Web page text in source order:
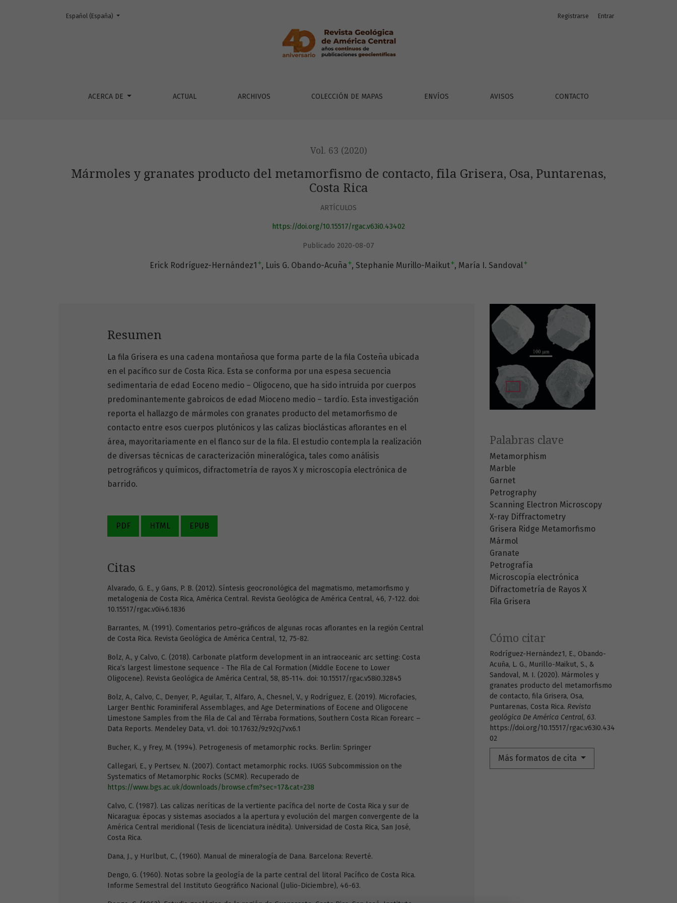
Mármoles y granates producto del metamorfismo de contacto, fila Grisera, Osa, Puntarenas, Costa Rica
ACERCA DE ACTUAL ARCHIVOS COLECCIÓN DE MAPAS ENVÍOS AVISOS CONTACTO
Registrarse Entrar
Cambiar el idioma. El actual es:
Español (España)
Vol. 63 (2020)
Mármoles y granates producto del metamorfismo de contacto, fila Grisera, Osa, Puntarenas,
Costa Rica
ARTÍCULOS
https://doi.org/10.15517/rgac.v63i0.43402
Publicado 2020-08-07
Erick Rodríguez-Hernández1 + Luis G. Obando-Acuña + Stephanie Murillo-Maikut+ María I. Sandoval +
Palabras clave
Metamorphism
Marble
Garnet
Petrography
Scanning Electron Microscopy
X-ray Diffractometry
Grisera Ridge Metamorfismo
Mármol
Granate
Petrografía
Microscopía electrónica
Difractometría de Rayos X
Fila Grisera
Cómo citar
Rodríguez-Hernández1, E., Obando-
Acuña, L. G., Murillo-Maikut, S., &
Sandoval, M. I. (2020). Mármoles y
granates producto del metamorfismo
de contacto, fila Grisera, Osa,
Puntarenas, Costa Rica. Revista
geológica De América Central, 63.
https://doi.org/10.15517/rgac.v63i0.434
02
Más formatos de cita
Resumen
La fila Grisera es una cadena montañosa que forma parte de la fila Costeña ubicada
en el pacífico sur de Costa Rica. Esta se conforma por una espesa secuencia
sedimentaria de edad Eoceno medio – Oligoceno, que ha sido intruida por cuerpos
predominantemente gabroicos de edad Mioceno medio – tardío. Esta investigación
reporta el hallazgo de mármoles con granates producto del metamorfismo de
contacto entre esos cuerpos plutónicos y las calizas bioclásticas aflorantes en el
área, mayoritariamente en el flanco sur de la fila. El estudio contempla la realización
de diversas técnicas de caracterización mineralógica, tales como análisis
petrográficos y químicos, difractometría de rayos X y microscopía electrónica de
barrido.
PDF HTML EPUB
Citas
Alvarado, G. E., y Gans, P. B. (2012). Síntesis geocronológica del magmatismo, metamorfismo y
metalogenia de Costa Rica, América Central. Revista Geológica de América Central, 46, 7-122. doi:
10.15517/rgac.v0i46.1836
Barrantes, M. (1991). Comentarios petro¬gráficos de algunas rocas aflorantes en la región Central
de Costa Rica. Revista Geológica de América Central, 12, 75-82.
Bolz, A., y Calvo, C. (2018). Carbonate platform development in an intraoceanic arc setting: Costa
Rica’s largest limestone sequence - The Fila de Cal Formation (Middle Eocene to Lower
Oligocene). Revista Geológica de América Central, 58, 85-114. doi: 10.15517/rgac.v58i0.32845
Bolz, A., Calvo, C., Denyer, P., Aguilar, T., Alfaro, A., Chesnel, V., y Rodríguez, E. (2019). Microfacies,
Larger Benthic Foraminiferal Assemblages, and Age Determinations of Eocene and Oligocene
Limestone Samples from the Fila de Cal and Térraba Formations, Southern Costa Rican Forearc –
Data Reports. Mendeley Data, v1. doi: 10.17632/9z92cj7vx6.1
Bucher, K., y Frey, M. (1994). Petrogenesis of metamorphic rocks. Berlin: Springer
Callegari, E., y Pertsev, N. (2007). Contact metamorphic rocks. IUGS Subcommission on the
Systematics of Metamorphic Rocks (SCMR). Recuperado de
https://www.bgs.ac.uk/downloads/browse.cfm?sec=17&cat=238
Calvo, C. (1987). Las calizas neríticas de la vertiente pacífica del norte de Costa Rica y sur de
Nicaragua: épocas y sistemas asociados a la apertura y evolución del margen convergente de la
América Central meridional (Tesis de licenciatura inédita). Universidad de Costa Rica, San José,
Costa Rica.
Dana, J., y Hurlbut, C., (1960). Manual de mineralogía de Dana. Barcelona: Reverté.
Dengo, G. (1960). Notas sobre la geología de la parte central del litoral Pacífico de Costa Rica.
Informe Semestral del Instituto Geográfico Nacional (Julio-Diciembre), 46-63.